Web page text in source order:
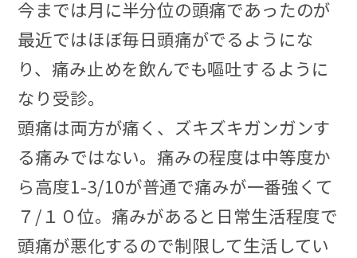
今までは月に半分位の頭痛であったのが
最近ではほぼ毎日頭痛がでるようにな
り、痛み止めを飲んでも嘔吐するように
なり受診。
頭痛は両方が痛く、ズキズキガンガンす
る痛みではない。痛みの程度は中等度か
ら高度1-3/10が普通で痛みが一番強くて
７/１０位。痛みがあると日常生活程度で
頭痛が悪化するので制限して生活してい